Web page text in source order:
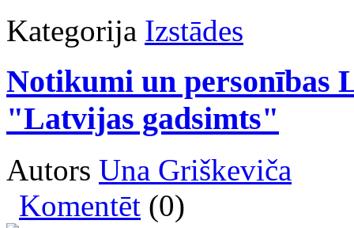
Kategorija Izstādes
Notikumi un personības
"Latvijas gadsimts"
Autors Una Griškeviča
Komentēt (0)